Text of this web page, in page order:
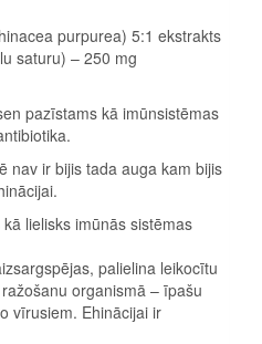
purpurea) 5:1 ekstrakts
saturu) – 250 mg
pazīstams kā imūnsistēmas
nav ir bijis tada auga kam bijis
lielisks imūnās sistēmas
palielina leikocītu
organismā – īpašu
vīrusiem. Ehinācijai ir